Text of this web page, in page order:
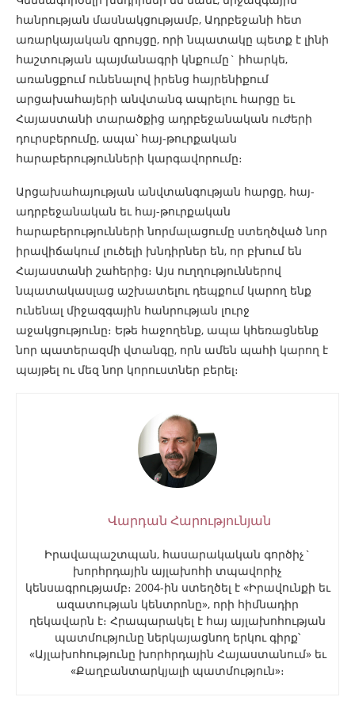
հանրության մասնակցությամբ, Ադրբեջանի հետ
առարկայական զրույցը, որի նպատակը պետք է լինի
հաշտության պայմանագրի կնքումը` իհարկե,
առանցքում ունենալով իրենց հայրենիքում
արցախահայերի անվտանգ ապրելու հարցը եւ
Հայաստանի տարածքից ադրբեջանական ուժերի
դուրսբերումը, ապա՝ հայ-թուրքական
հարաբերությունների կարգավորումը։
Արցախահայության անվտանգության հարցը, հայ-
ադրբեջանական եւ հայ-թուրքական
հարաբերությունների նորմալացումը ստեղծված նոր
իրավիճակում լուծելի խնդիրներ են, որ բխում են
Հայաստանի շահերից։ Այս ուղղություններով
նպատակասլաց աշխատելու դեպքում կարող ենք
ունենալ միջազգային հանրության լուրջ
աջակցությունը։ Եթե հաջողենք, ապա կհեռացնենք
նոր պատերազմի վտանգը, որն ամեն պահի կարող է
պայթել ու մեզ նոր կորուստներ բերել։
Վարդան Հարությունյան
Իրավապաշտպան, հասարակական գործիչ`
խորհրդային այլախոհի տպավորիչ
կենսագրությամբ։ 2004-ին ստեղծել է «Իրավունքի եւ
ազատության կենտրոնը», որի հիմնադիր
ղեկավարն է։ Հրապարակել է հայ այլախոհության
պատմությունը ներկայացնող երկու գիրք՝
«Այլախոհությունը խորհրդային Հայաստանում» եւ
«Քաղբանտարկյալի պատմություն»։